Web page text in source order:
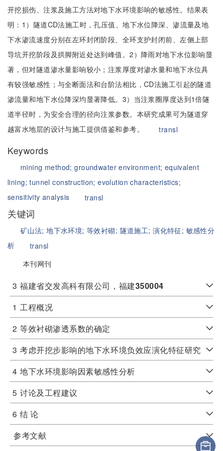
开挖损伤、注浆及施工方法对地下水环境影响的敏感性。结果表
明：1）隧道CD法施工时，孔压值、地下水位降深、渗流量及地
下水渗流速度分别在左环封闭阶段、全环支护封闭前、左侧上部
导坑开挖阶段及拱脚附近处达到峰值。2）降雨对地下水位影响显
著，但对隧道渗水量影响较小；注浆厚度对渗水量和地下水位具
有较强敏感性；与全断面法和台阶法相比，CD法施工引起的隧道
渗流量和地下水位降深均显著降低。3）当注浆圈厚度达到1倍隧
道半径时，为安全合理的径向注浆参数。本研究成果可为隧道穿
越富水地层的设计与施工提供借鉴和参考。
transl
Keywords
mining method;groundwater environment; equivalent
lining;tunnel construction;evolution characteristics;
sensitivity analysis
transl
关键词
矿山法;地下水环境;等效衬砌; 隧道施工;演化特征; 敏感性分
析
transl
本刊网刊
3 福建省交发高科有限公司，福建350004
1 工程概况
2 等效衬砌渗透系数的确定
3 考虑开挖步影响的地下水环境负效应演化特征研究
4 地下水环境影响因素敏感性分析
5 讨论及工程建议
6 结 论
参考文献